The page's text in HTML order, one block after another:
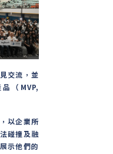
交流，並
（MVP,
以企業所
碰撞及融
示他們的